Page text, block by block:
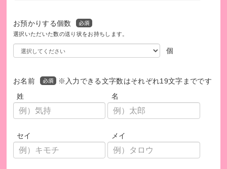
また、ペットを飼っていることと緊急連絡先を示す「動物レ
スキューカード」を携帯所持して、急病や災害で自分が身動
きが取れなくなった時にも自宅にいるペットが救出される仕
https://legacy-gift.animaldonation.org/
お預かりする個数
選択いただいた数の送り状をお持ちします。
個
お名前
※入力できる文字数はそれぞれ19文字までです
姓
名
セイ メイ